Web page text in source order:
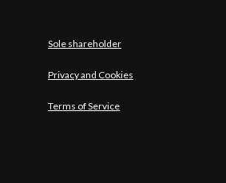
Sole shareholder
Privacy and Cookies
Terms of Service